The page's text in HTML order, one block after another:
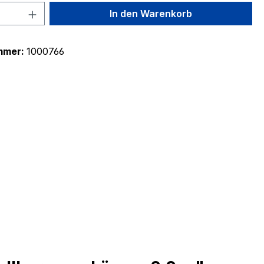
Anzahl: Gib den gewünschten Wert
In den Warenkorb
1000766